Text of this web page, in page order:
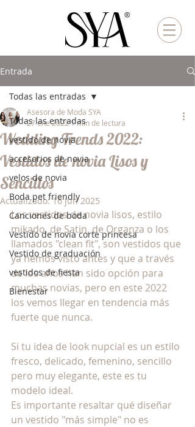
Entrada
Todas las entradas
vestido de novia
accesorios de novia
velos de novia
Boda pet friendly
Canciones de boda
Vestido de novia corte princesa
Vestido de graduación
vestidos de fiesta
Bienestar
Todas las entradas
Wedding Trends 2022:
Vestidos de novia Lisos y
Sencillos
Asesora de Moda SYA
27 ene 2022 1 min de lectura
Actualizado:16 jun 2025
Los vestidos de novia lisos, estilo
mikado, de Satin, de Organza o los
llamados "clean fit", son vestidos que
ya hemos visto antes y que a través
de los años han sido opción para
muchas novias, pero en este 2022
los vemos llegar en tendencia más
fuerte que nunca.
Si tu idea de look nupcial es un estilo
fresco, delicado, femenino, sencillo
pero muy elegante, este es tu
modelo ideal.
Es importante resaltar qué diseñar
un vestido "más simple" no es